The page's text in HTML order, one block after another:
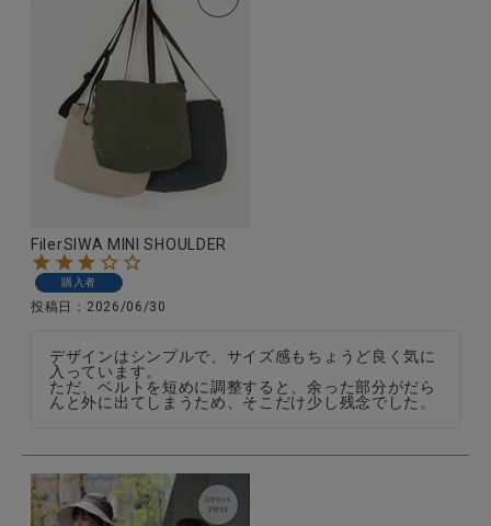
CATEGORY
ファッション雑貨
生活雑貨
食品
ギフト
FilerSIWA MINI SHOULDER
購入者
投稿日 2026/06/30
デザインはシンプルで、サイズ感もちょうど良く気に
入っています。
ただ、ベルトを短めに調整すると、余った部分がだら
んと外に出てしまうため、そこだけ少し残念でした。